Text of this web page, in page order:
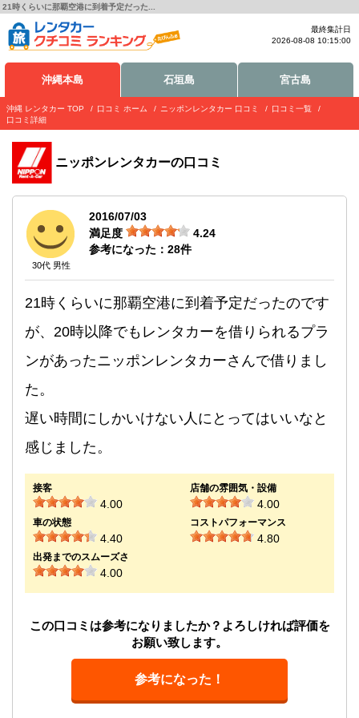
21時くらいに那覇空港に到着予定だった...
最終集計日
2026-08-08 10:15:00
沖縄本島 石垣島 宮古島
沖縄 レンタカー TOP 口コミ ホーム ニッポンレンタカー 口コミ
口コミ一覧
口コミ詳細
ニッポンレンタカーの口コミ
30代 男性
2016/07/03
満足度
4.24
参考になった： 28件
21時くらいに那覇空港に到着予定だったのです
が、20時以降でもレンタカーを借りられるプラ
ンがあったニッポンレンタカーさんで借りまし
た。
遅い時間にしかいけない人にとってはいいなと
感じました。
接客
4.00
店舗の雰囲気・設備
4.00
車の状態
4.40
コストパフォーマンス
4.80
出発までのスムーズさ
4.00
この口コミは参考になりましたか？よろしければ評価を
お願い致します。
参考になった！